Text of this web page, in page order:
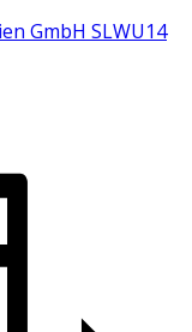
GmbH SLWU14